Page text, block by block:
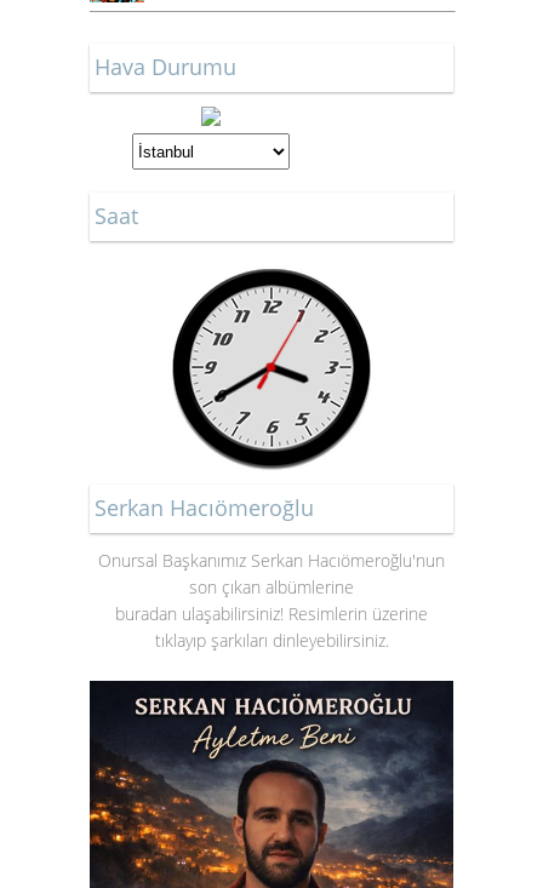
Hava Durumu
Saat
Serkan Hacıömeroğlu
Onursal Başkanımız Serkan Hacıömeroğlu'nun
son çıkan albümlerine
buradan ulaşabilirsiniz! Resimlerin üzerine
tıklayıp şarkıları dinleyebilirsiniz.